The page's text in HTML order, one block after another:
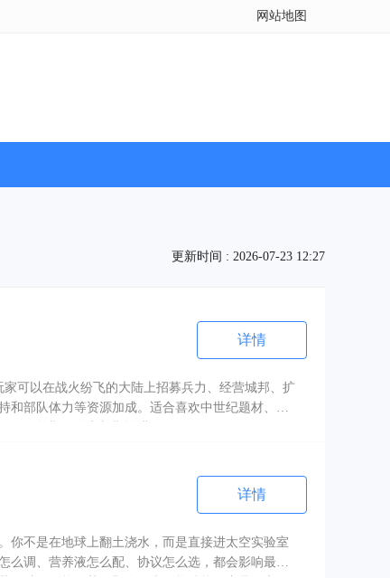
网站地图
更新时间 : 2026-07-23 12:27
详情
可以在战火纷飞的大陆上招募兵力、经营城邦、扩
和部队体力等资源加成。适合喜欢中世纪题材、战
详情
你不是在地球上翻土浇水，而是直接进太空实验室
么调、营养液怎么配、协议怎么选，都会影响最后